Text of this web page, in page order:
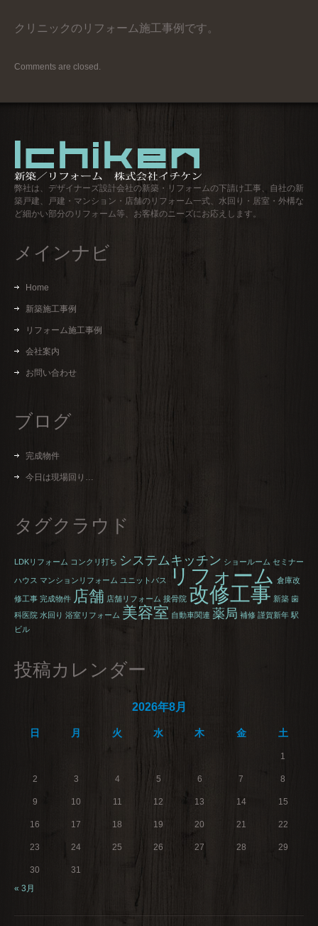
クリニックのリフォーム施工事例です。
Comments are closed.
弊社は、デザイナーズ設計会社の新築・リフォームの下請け工事、自社の新
築戸建、戸建・マンション・店舗のリフォーム一式、水回り・居室・外構な
ど細かい部分のリフォーム等、お客様のニーズにお応えします。
メインナビ
Home
新築施工事例
リフォーム施工事例
会社案内
お問い合わせ
ブログ
完成物件
今日は現場回り…
タグクラウド
LDKリフォーム コンクリ打ち システムキッチン ショールーム セミナー
ハウス マンションリフォーム ユニットバス リフォーム 倉庫改
修工事 完成物件 店舗 店舗リフォーム 接骨院 改修工事 新築 歯
科医院 水回り 浴室リフォーム 美容室 自動車関連 薬局 補修 謹賀新年 駅
ビル
投稿カレンダー
2026年8月
日 月 火 水 木 金 土
1
2 3 4 5 6 7 8
9 10 11 12 13 14 15
16 17 18 19 20 21 22
23 24 25 26 27 28 29
30
31
« 3月